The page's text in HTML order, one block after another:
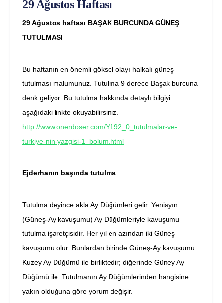
29 Ağustos Haftası
29 Ağustos haftası BAŞAK BURCUNDA GÜNEŞ
TUTULMASI
Bu haftanın en önemli göksel olayı halkalı güneş
tutulması malumunuz. Tutulma 9 derece Başak burcuna
denk geliyor. Bu tutulma hakkında detaylı bilgiyi
aşağıdaki linkte okuyabilirsiniz.
http://www.onerdoser.com/Y192_0_tutulmalar-ve-
turkiye-nin-yazgisi-1–bolum.html
Ejderhanın başında tutulma
Tutulma deyince akla Ay Düğümleri gelir. Yeniayın
(Güneş-Ay kavuşumu) Ay Düğümleriyle kavuşumu
tutulma işaretçisidir. Her yıl en azından iki Güneş
kavuşumu olur. Bunlardan birinde Güneş-Ay kavuşumu
Kuzey Ay Düğümü ile birliktedir; diğerinde Güney Ay
Düğümü ile. Tutulmanın Ay Düğümlerinden hangisine
yakın olduğuna göre yorum değişir.